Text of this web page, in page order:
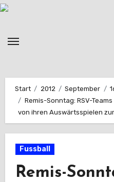
Zum
Start 2012 September
Remis-Sonntag: RSV-
von ihren Auswärtsspielen
Fussball
Remis-